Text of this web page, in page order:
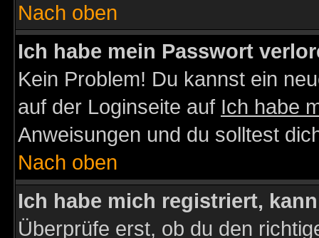
Nach oben
Ich habe mein Passwort
Kein Problem! Du kannst ein
auf der Loginseite auf Ich habe
Anweisungen und du solltest
Nach oben
Ich habe mich registriert,
Überprüfe erst, ob du den